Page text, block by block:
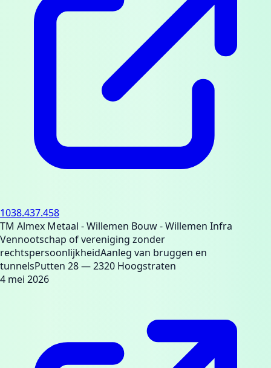
1038.437.458
TM Almex Metaal - Willemen Bouw - Willemen Infra
Vennootschap of vereniging zonder
rechtspersoonlijkheidAanleg van bruggen en
tunnelsPutten 28— 2320 Hoogstraten
4 mei 2026